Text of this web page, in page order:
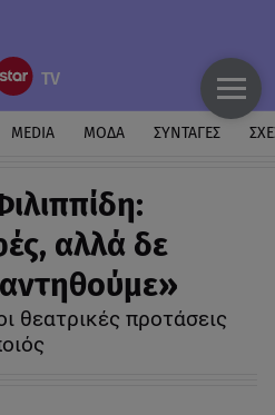
MEDIA ΜΟΔΑ ΣΥΝΤΑΓΕΣ
αλλά δε
θεατρικές προτάσεις